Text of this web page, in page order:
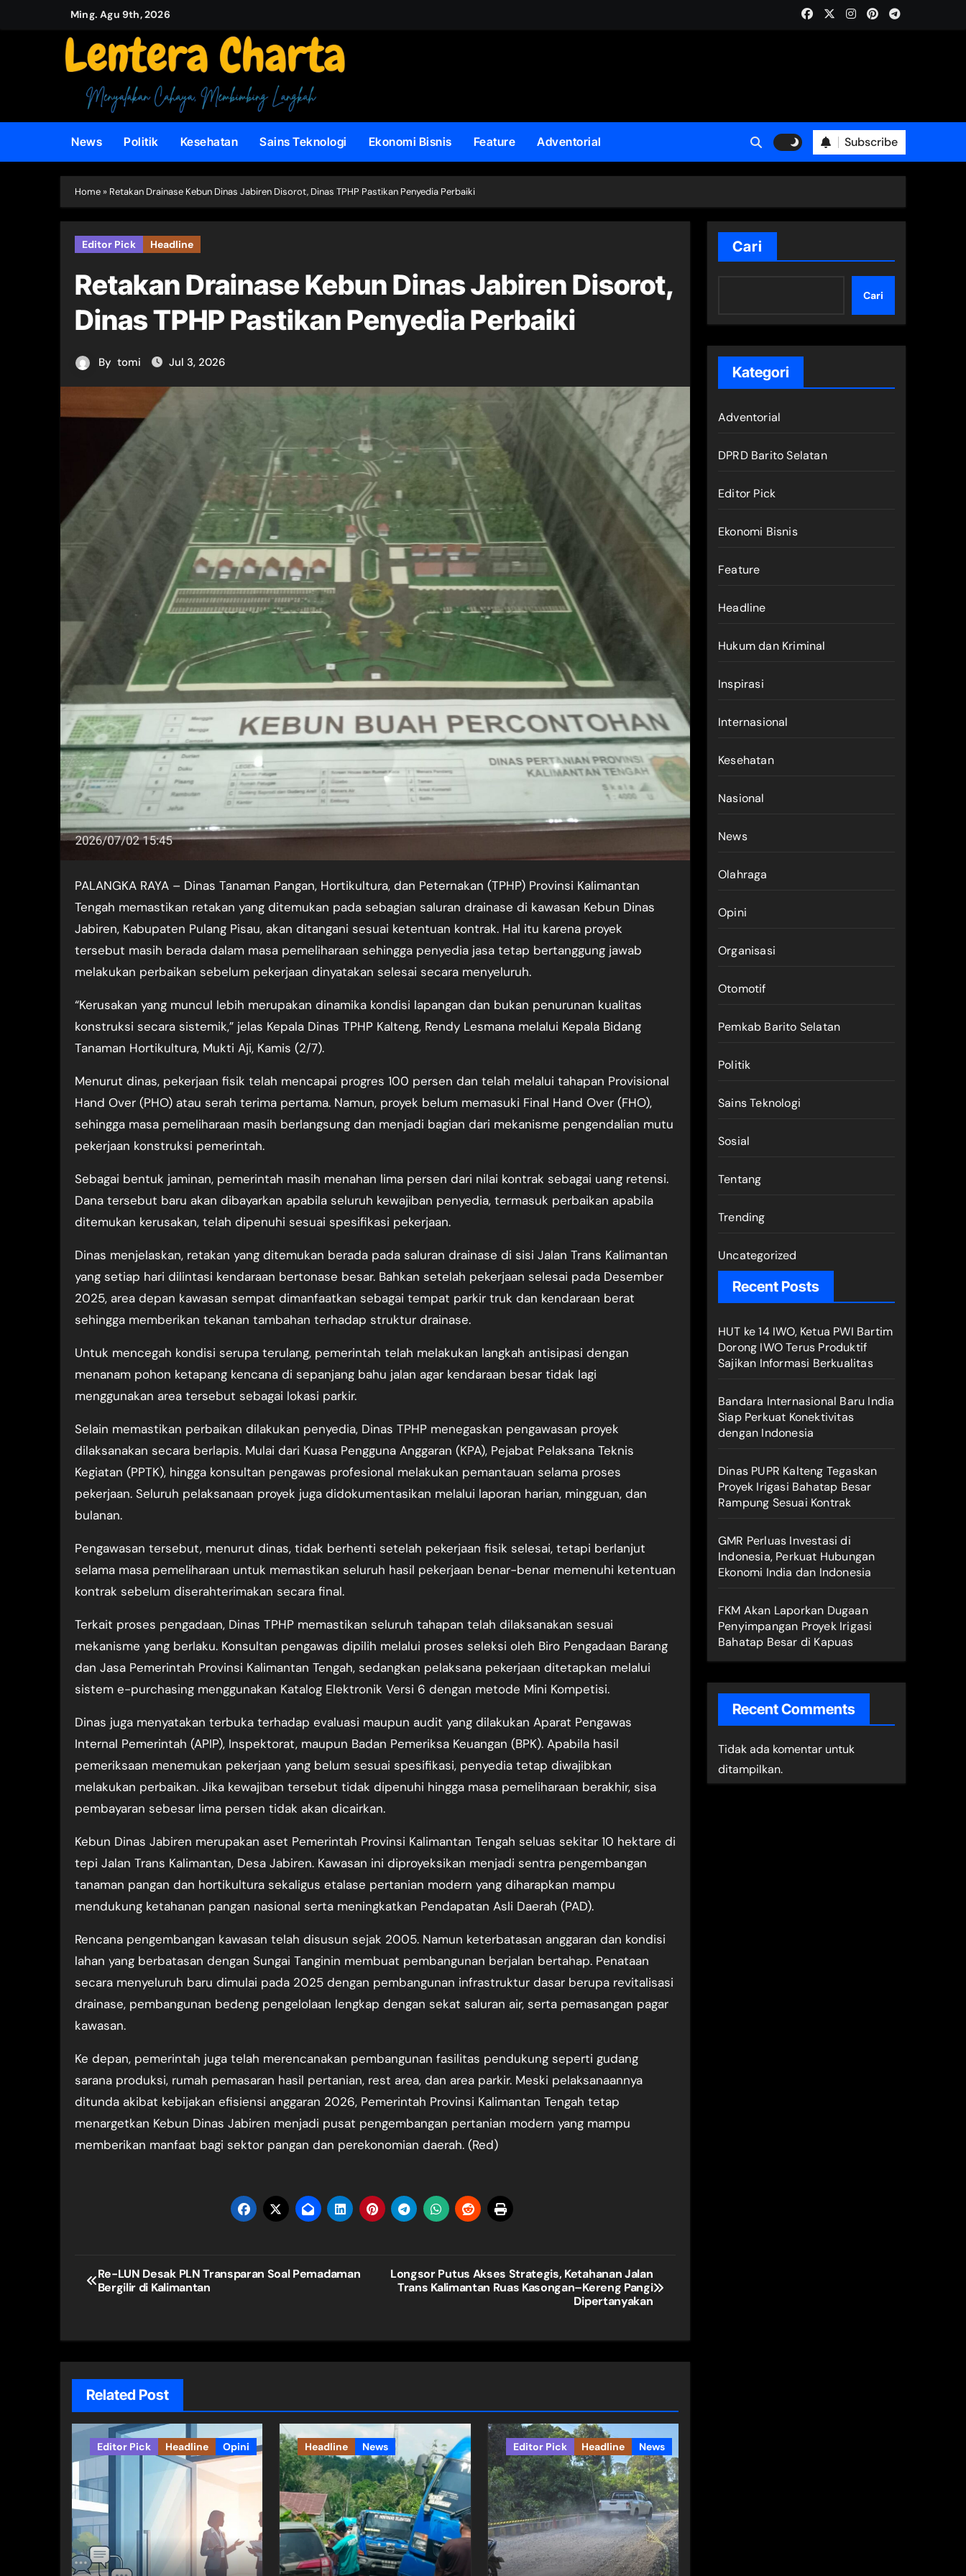
Ming. Agu 9th, 2026
News Politik Kesehatan Sains Teknologi Ekonomi Bisnis Feature Adventorial Subscribe
Home » Retakan Drainase Kebun Dinas Jabiren Disorot, Dinas TPHP Pastikan Penyedia Perbaiki
Editor Pick Headline
Retakan Drainase Kebun Dinas Jabiren Disorot,
Dinas TPHP Pastikan Penyedia Perbaiki
By tomi Jul 3, 2026
PALANGKA RAYA – Dinas Tanaman Pangan, Hortikultura, dan Peternakan (TPHP) Provinsi Kalimantan
Tengah memastikan retakan yang ditemukan pada sebagian saluran drainase di kawasan Kebun Dinas
Jabiren, Kabupaten Pulang Pisau, akan ditangani sesuai ketentuan kontrak. Hal itu karena proyek
tersebut masih berada dalam masa pemeliharaan sehingga penyedia jasa tetap bertanggung jawab
melakukan perbaikan sebelum pekerjaan dinyatakan selesai secara menyeluruh.
“Kerusakan yang muncul lebih merupakan dinamika kondisi lapangan dan bukan penurunan kualitas
konstruksi secara sistemik,” jelas Kepala Dinas TPHP Kalteng, Rendy Lesmana melalui Kepala Bidang
Tanaman Hortikultura, Mukti Aji, Kamis (2/7).
Menurut dinas, pekerjaan fisik telah mencapai progres 100 persen dan telah melalui tahapan Provisional
Hand Over (PHO) atau serah terima pertama. Namun, proyek belum memasuki Final Hand Over (FHO),
sehingga masa pemeliharaan masih berlangsung dan menjadi bagian dari mekanisme pengendalian mutu
pekerjaan konstruksi pemerintah.
Sebagai bentuk jaminan, pemerintah masih menahan lima persen dari nilai kontrak sebagai uang retensi.
Dana tersebut baru akan dibayarkan apabila seluruh kewajiban penyedia, termasuk perbaikan apabila
ditemukan kerusakan, telah dipenuhi sesuai spesifikasi pekerjaan.
Dinas menjelaskan, retakan yang ditemukan berada pada saluran drainase di sisi Jalan Trans Kalimantan
yang setiap hari dilintasi kendaraan bertonase besar. Bahkan setelah pekerjaan selesai pada Desember
2025, area depan kawasan sempat dimanfaatkan sebagai tempat parkir truk dan kendaraan berat
sehingga memberikan tekanan tambahan terhadap struktur drainase.
Untuk mencegah kondisi serupa terulang, pemerintah telah melakukan langkah antisipasi dengan
menanam pohon ketapang kencana di sepanjang bahu jalan agar kendaraan besar tidak lagi
menggunakan area tersebut sebagai lokasi parkir.
Selain memastikan perbaikan dilakukan penyedia, Dinas TPHP menegaskan pengawasan proyek
dilaksanakan secara berlapis. Mulai dari Kuasa Pengguna Anggaran (KPA), Pejabat Pelaksana Teknis
Kegiatan (PPTK), hingga konsultan pengawas profesional melakukan pemantauan selama proses
pekerjaan. Seluruh pelaksanaan proyek juga didokumentasikan melalui laporan harian, mingguan, dan
bulanan.
Pengawasan tersebut, menurut dinas, tidak berhenti setelah pekerjaan fisik selesai, tetapi berlanjut
selama masa pemeliharaan untuk memastikan seluruh hasil pekerjaan benar-benar memenuhi ketentuan
kontrak sebelum diserahterimakan secara final.
Terkait proses pengadaan, Dinas TPHP memastikan seluruh tahapan telah dilaksanakan sesuai
mekanisme yang berlaku. Konsultan pengawas dipilih melalui proses seleksi oleh Biro Pengadaan Barang
dan Jasa Pemerintah Provinsi Kalimantan Tengah, sedangkan pelaksana pekerjaan ditetapkan melalui
sistem e-purchasing menggunakan Katalog Elektronik Versi 6 dengan metode Mini Kompetisi.
Dinas juga menyatakan terbuka terhadap evaluasi maupun audit yang dilakukan Aparat Pengawas
Internal Pemerintah (APIP), Inspektorat, maupun Badan Pemeriksa Keuangan (BPK). Apabila hasil
pemeriksaan menemukan pekerjaan yang belum sesuai spesifikasi, penyedia tetap diwajibkan
melakukan perbaikan. Jika kewajiban tersebut tidak dipenuhi hingga masa pemeliharaan berakhir, sisa
pembayaran sebesar lima persen tidak akan dicairkan.
Kebun Dinas Jabiren merupakan aset Pemerintah Provinsi Kalimantan Tengah seluas sekitar 10 hektare di
tepi Jalan Trans Kalimantan, Desa Jabiren. Kawasan ini diproyeksikan menjadi sentra pengembangan
tanaman pangan dan hortikultura sekaligus etalase pertanian modern yang diharapkan mampu
mendukung ketahanan pangan nasional serta meningkatkan Pendapatan Asli Daerah (PAD).
Rencana pengembangan kawasan telah disusun sejak 2005. Namun keterbatasan anggaran dan kondisi
lahan yang berbatasan dengan Sungai Tanginin membuat pembangunan berjalan bertahap. Penataan
secara menyeluruh baru dimulai pada 2025 dengan pembangunan infrastruktur dasar berupa revitalisasi
drainase, pembangunan bedeng pengelolaan lengkap dengan sekat saluran air, serta pemasangan pagar
kawasan.
Ke depan, pemerintah juga telah merencanakan pembangunan fasilitas pendukung seperti gudang
sarana produksi, rumah pemasaran hasil pertanian, rest area, dan area parkir. Meski pelaksanaannya
ditunda akibat kebijakan efisiensi anggaran 2026, Pemerintah Provinsi Kalimantan Tengah tetap
menargetkan Kebun Dinas Jabiren menjadi pusat pengembangan pertanian modern yang mampu
memberikan manfaat bagi sektor pangan dan perekonomian daerah. (Red)
Navigasi
pos
Re-LUN Desak PLN Transparan Soal Pemadaman
Bergilir di Kalimantan
Longsor Putus Akses Strategis, Ketahanan Jalan
Trans Kalimantan Ruas Kasongan–Kereng Pangi
Dipertanyakan
Related Post
Editor Pick Headline Opini Headline News Editor Pick Headline News
Cari
Cari
Kategori
Adventorial
DPRD Barito Selatan
Editor Pick
Ekonomi Bisnis
Feature
Headline
Hukum dan Kriminal
Inspirasi
Internasional
Kesehatan
Nasional
News
Olahraga
Opini
Organisasi
Otomotif
Pemkab Barito Selatan
Politik
Sains Teknologi
Sosial
Tentang
Trending
Uncategorized
Recent Posts
HUT ke 14 IWO, Ketua PWI Bartim
Dorong IWO Terus Produktif
Sajikan Informasi Berkualitas
Bandara Internasional Baru India
Siap Perkuat Konektivitas
dengan Indonesia
Dinas PUPR Kalteng Tegaskan
Proyek Irigasi Bahatap Besar
Rampung Sesuai Kontrak
GMR Perluas Investasi di
Indonesia, Perkuat Hubungan
Ekonomi India dan Indonesia
FKM Akan Laporkan Dugaan
Penyimpangan Proyek Irigasi
Bahatap Besar di Kapuas
Recent Comments
Tidak ada komentar untuk
ditampilkan.